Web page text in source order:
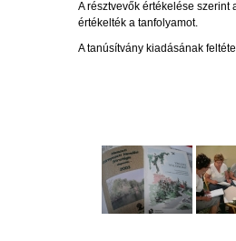
A résztvevők értékelése
értékelték a tanfolyamot.
A tanúsítvány kiadásának